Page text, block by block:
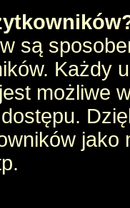
są
Każdy
możliwe